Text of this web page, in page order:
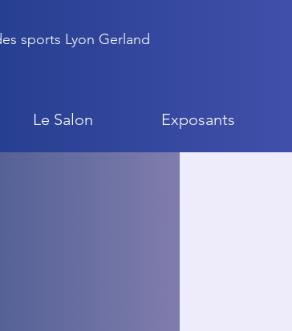
sports Lyon Gerland
Le Salon Exposants